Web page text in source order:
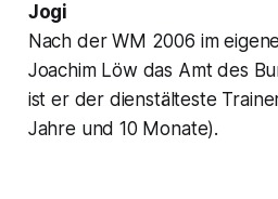
Jogi
Nach der WM 2006 im
Joachim Löw das Amt des
ist er der dienstälteste
Jahre und 10 Monate).